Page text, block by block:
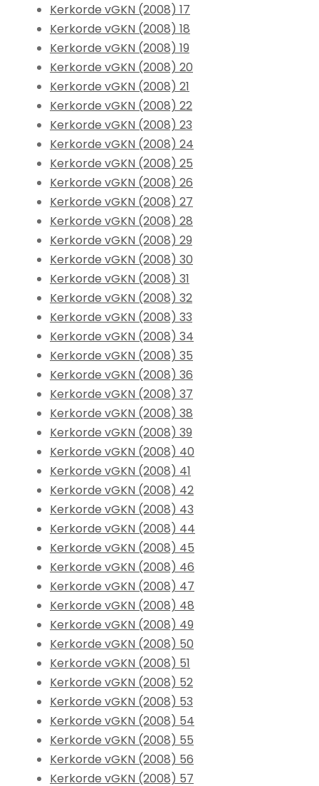
Kerkorde vGKN (2008) 17
Kerkorde vGKN (2008) 18
Kerkorde vGKN (2008) 19
Kerkorde vGKN (2008) 20
Kerkorde vGKN (2008) 21
Kerkorde vGKN (2008) 22
Kerkorde vGKN (2008) 23
Kerkorde vGKN (2008) 24
Kerkorde vGKN (2008) 25
Kerkorde vGKN (2008) 26
Kerkorde vGKN (2008) 27
Kerkorde vGKN (2008) 28
Kerkorde vGKN (2008) 29
Kerkorde vGKN (2008) 30
Kerkorde vGKN (2008) 31
Kerkorde vGKN (2008) 32
Kerkorde vGKN (2008) 33
Kerkorde vGKN (2008) 34
Kerkorde vGKN (2008) 35
Kerkorde vGKN (2008) 36
Kerkorde vGKN (2008) 37
Kerkorde vGKN (2008) 38
Kerkorde vGKN (2008) 39
Kerkorde vGKN (2008) 40
Kerkorde vGKN (2008) 41
Kerkorde vGKN (2008) 42
Kerkorde vGKN (2008) 43
Kerkorde vGKN (2008) 44
Kerkorde vGKN (2008) 45
Kerkorde vGKN (2008) 46
Kerkorde vGKN (2008) 47
Kerkorde vGKN (2008) 48
Kerkorde vGKN (2008) 49
Kerkorde vGKN (2008) 50
Kerkorde vGKN (2008) 51
Kerkorde vGKN (2008) 52
Kerkorde vGKN (2008) 53
Kerkorde vGKN (2008) 54
Kerkorde vGKN (2008) 55
Kerkorde vGKN (2008) 56
Kerkorde vGKN (2008) 57